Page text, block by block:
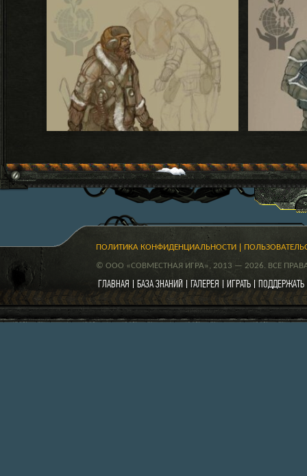
ПОЛИТИКА КОНФИДЕНЦИАЛЬНОСТИ
© ООО «СОВМЕСТНАЯ ИГРА», 2013 — 2026. ВСЕ
ГЛАВНАЯ БАЗА ЗНАНИЙ ГАЛЕРЕЯ ИГРАТЬ ПОДДЕРЖАТЬ